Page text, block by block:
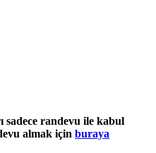
sadece randevu ile kabul
almak için buraya